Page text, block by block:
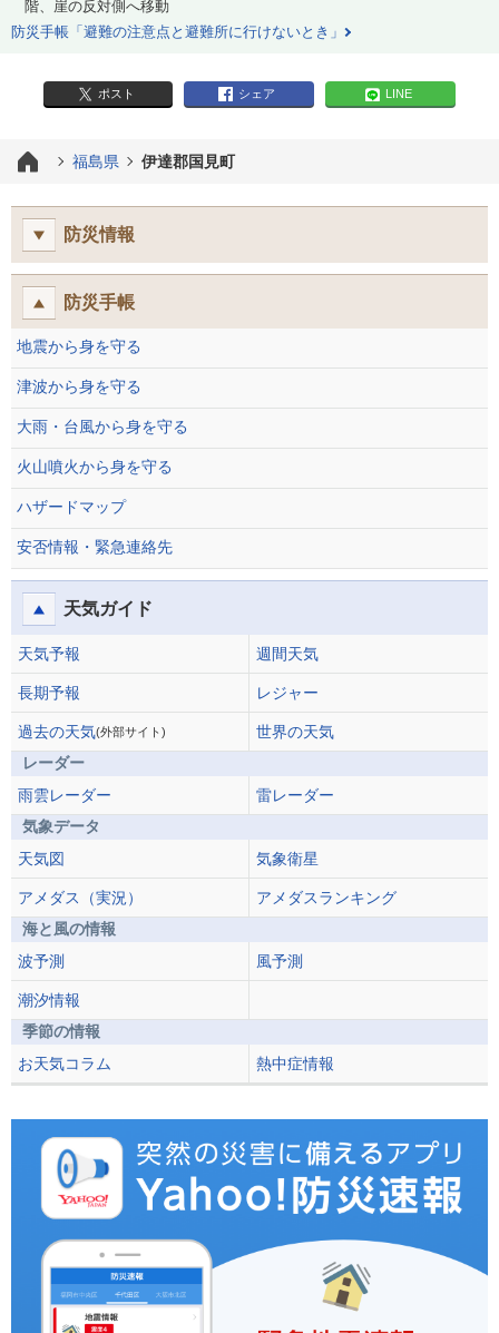
階、崖の反対側へ移動
防災手帳「避難の注意点と避難所に行けないとき」
ポスト シェア LINE
福島県 伊達郡国見町
防災情報
防災手帳
地震から身を守る
津波から身を守る
大雨・台風から身を守る
火山噴火から身を守る
ハザードマップ
安否情報・緊急連絡先
天気ガイド
天気予報 週間天気
長期予報 レジャー
過去の天気(外部サイト)
世界の天気
レーダー
雨雲レーダー
雷レーダー
気象データ
天気図
気象衛星
アメダス（実況）
アメダスランキング
海と風の情報
波予測
風予測
潮汐情報
季節の情報
お天気コラム
熱中症情報